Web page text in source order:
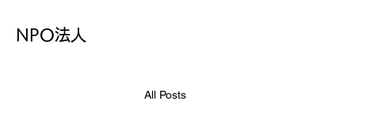
NPO法人
All Posts